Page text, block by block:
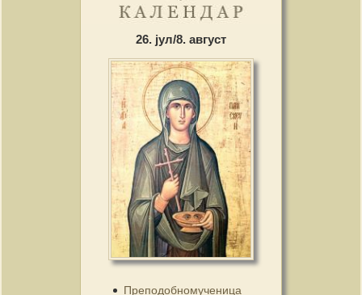
26. јул/8. август
Преподобномученица